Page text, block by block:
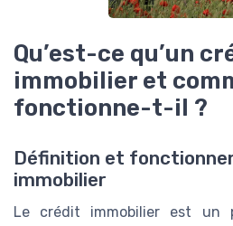
Qu’est-ce qu’un
immobilier et
fonctionne-t-il ?
Définition et
immobilier
Le crédit immobilier est un